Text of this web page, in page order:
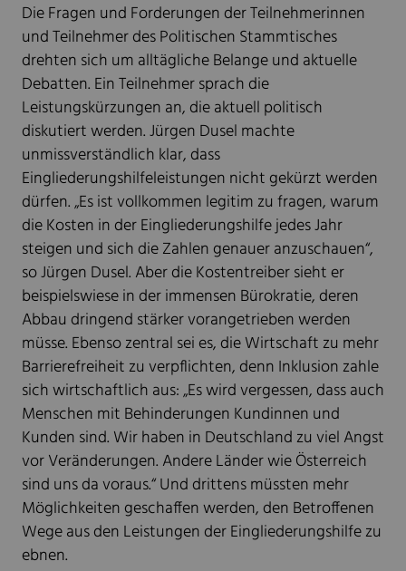
Die Fragen und Forderungen der Teilnehmerinnen
und Teilnehmer des Politischen Stammtisches
drehten sich um alltägliche Belange und aktuelle
Debatten. Ein Teilnehmer sprach die
Leistungskürzungen an, die aktuell politisch
diskutiert werden. Jürgen Dusel machte
unmissverständlich klar, dass
Eingliederungshilfeleistungen nicht gekürzt werden
dürfen. „Es ist vollkommen legitim zu fragen, warum
die Kosten in der Eingliederungshilfe jedes Jahr
steigen und sich die Zahlen genauer anzuschauen“,
so Jürgen Dusel. Aber die Kostentreiber sieht er
beispielswiese in der immensen Bürokratie, deren
Abbau dringend stärker vorangetrieben werden
müsse. Ebenso zentral sei es, die Wirtschaft zu mehr
Barrierefreiheit zu verpflichten, denn Inklusion zahle
sich wirtschaftlich aus: „Es wird vergessen, dass auch
Menschen mit Behinderungen Kundinnen und
Kunden sind. Wir haben in Deutschland zu viel Angst
vor Veränderungen. Andere Länder wie Österreich
sind uns da voraus.“ Und drittens müssten mehr
Möglichkeiten geschaffen werden, den Betroffenen
Wege aus den Leistungen der Eingliederungshilfe zu
ebnen.